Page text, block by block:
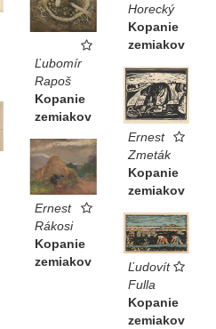
Horecký
Kopanie
zemiakov
Ľubomír
Rapoš
Kopanie
zemiakov
Ernest
Zmeták
Kopanie
zemiakov
Ernest
Rákosi
Kopanie
zemiakov
Ľudovít
Fulla
Kopanie
zemiakov